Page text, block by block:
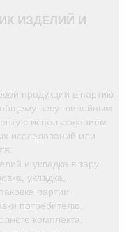
ИЗДЕЛИЙ И
продукции в партию
весу, линейным
с использованием
исследований или
и укладка в тару.
укладка,
партии
потребителю.
комплекта,